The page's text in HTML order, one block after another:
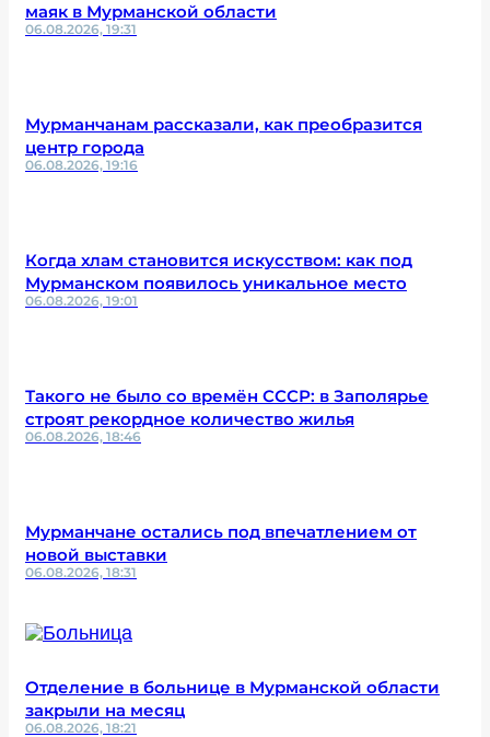
маяк в Мурманской области
06.08.2026, 19:31
Мурманчанам рассказали, как преобразится
центр города
06.08.2026, 19:16
Когда хлам становится искусством: как под
Мурманском появилось уникальное место
06.08.2026, 19:01
Такого не было со времён СССР: в Заполярье
строят рекордное количество жилья
06.08.2026, 18:46
Мурманчане остались под впечатлением от
новой выставки
06.08.2026, 18:31
Отделение в больнице в Мурманской области
закрыли на месяц
06.08.2026, 18:21